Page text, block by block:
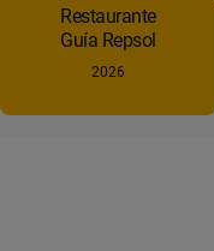
Restaurante
Guía Repsol
2026